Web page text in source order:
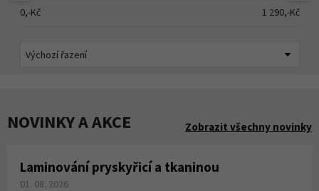
0,-Kč 1 290,-Kč
NOVINKY A AKCE Zobrazit všechny novinky
Laminování pryskyřicí a tkaninou
01. 08. 2026